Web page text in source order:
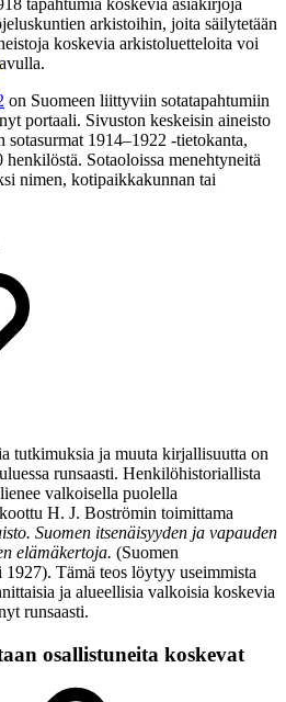
arkistoihin, joita säilytetään
koskevia arkistoluetteloita voi
avulla.
on Suomeen liittyviin sotatapahtumiin
portaali. Sivuston keskeisin aineisto
1914–1922 -tietokanta,
Sotaoloissa menehtyneitä
nimen, kotipaikkakunnan tai
tutkimuksia ja muuta kirjallisuutta on
runsaasti. Henkilöhistoriallista
valkoisella puolella
H. J. Boströmin toimittama
Suomen itsenäisyyden ja vapauden
elämäkertoja. (Suomen
Tämä teos löytyy useimmista
ja alueellisia valkoisia koskevia
runsaasti.
osallistuneita koskevat